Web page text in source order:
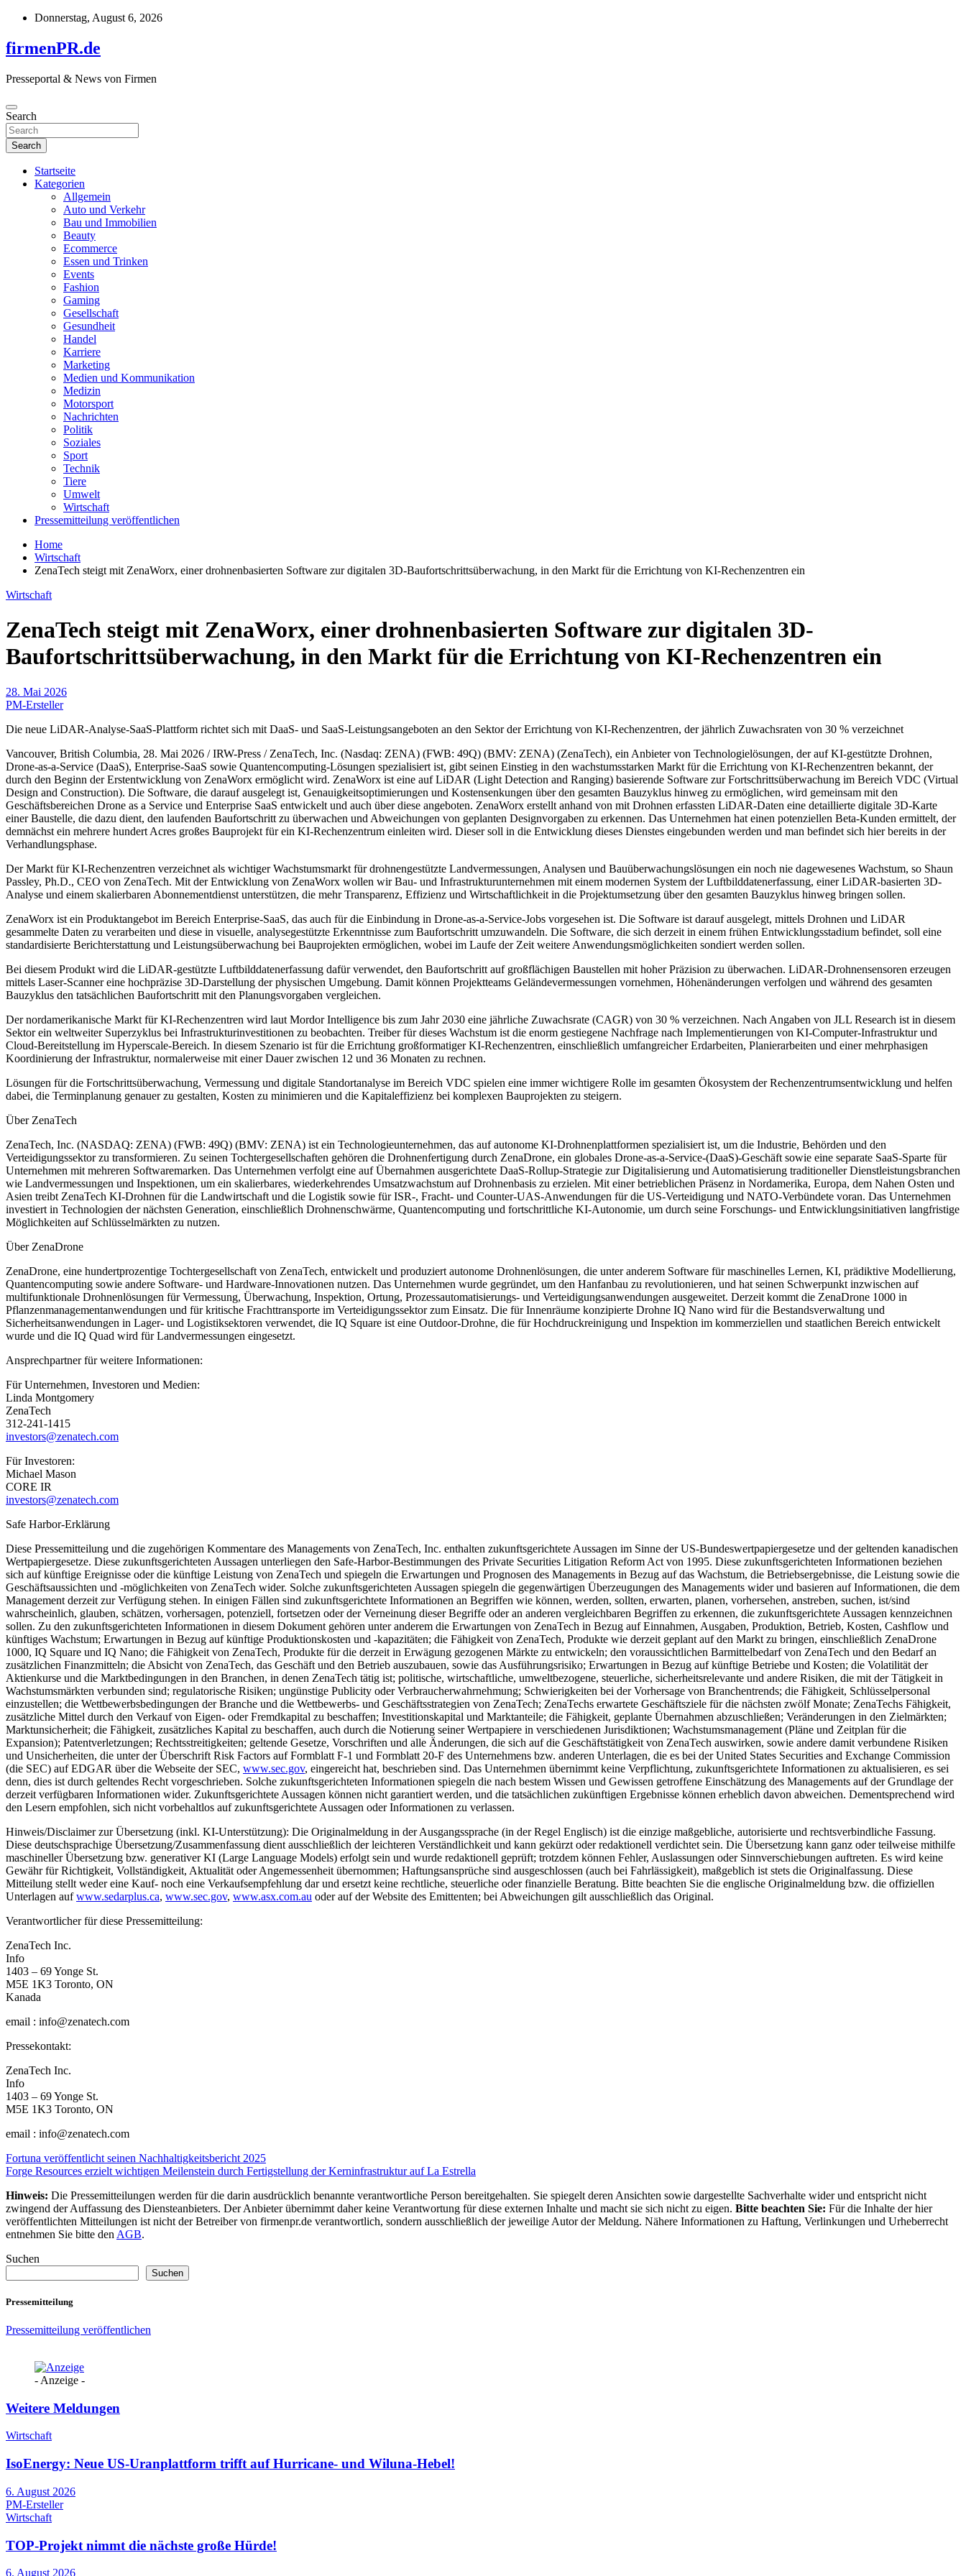
Skip
content
Donnerstag, August 6, 2026
firmenPR.de
Presseportal & News von Firmen
Search
Search
Startseite
Kategorien
Allgemein
Auto und Verkehr
Bau und Immobilien
Beauty
Ecommerce
Essen und Trinken
Events
Fashion
Gaming
Gesellschaft
Gesundheit
Handel
Karriere
Marketing
Medien und Kommunikation
Medizin
Motorsport
Nachrichten
Politik
Soziales
Sport
Technik
Tiere
Umwelt
Wirtschaft
Pressemitteilung veröffentlichen
Home
Wirtschaft
ZenaTech steigt mit ZenaWorx, einer drohnenbasierten Software zur digitalen 3D-Baufortschrittsüberwachung, in den Markt für die Errichtung von KI-Rechenzentren ein
Wirtschaft
ZenaTech steigt mit ZenaWorx, einer drohnenbasierten Software zur digitalen 3D-
Baufortschrittsüberwachung, in den Markt für die Errichtung von KI-Rechenzentren ein
28. Mai 2026
PM-Ersteller
Die neue LiDAR-Analyse-SaaS-Plattform richtet sich mit DaaS- und SaaS-Leistungsangeboten an den Sektor der Errichtung von KI-Rechenzentren, der jährlich Zuwachsraten von 30 % verzeichnet
Vancouver, British Columbia, 28. Mai 2026 / IRW-Press / ZenaTech, Inc. (Nasdaq: ZENA) (FWB: 49Q) (BMV: ZENA) (ZenaTech), ein Anbieter von Technologielösungen, der auf KI-gestützte Drohnen,
Drone-as-a-Service (DaaS), Enterprise-SaaS sowie Quantencomputing-Lösungen spezialisiert ist, gibt seinen Einstieg in den wachstumsstarken Markt für die Errichtung von KI-Rechenzentren bekannt, der
durch den Beginn der Erstentwicklung von ZenaWorx ermöglicht wird. ZenaWorx ist eine auf LiDAR (Light Detection and Ranging) basierende Software zur Fortschrittsüberwachung im Bereich VDC (Virtual
Design and Construction). Die Software, die darauf ausgelegt ist, Genauigkeitsoptimierungen und Kostensenkungen über den gesamten Bauzyklus hinweg zu ermöglichen, wird gemeinsam mit den
Geschäftsbereichen Drone as a Service und Enterprise SaaS entwickelt und auch über diese angeboten. ZenaWorx erstellt anhand von mit Drohnen erfassten LiDAR-Daten eine detaillierte digitale 3D-Karte
einer Baustelle, die dazu dient, den laufenden Baufortschritt zu überwachen und Abweichungen von geplanten Designvorgaben zu erkennen. Das Unternehmen hat einen potenziellen Beta-Kunden ermittelt, der
demnächst ein mehrere hundert Acres großes Bauprojekt für ein KI-Rechenzentrum einleiten wird. Dieser soll in die Entwicklung dieses Dienstes eingebunden werden und man befindet sich hier bereits in der
Verhandlungsphase.
Der Markt für KI-Rechenzentren verzeichnet als wichtiger Wachstumsmarkt für drohnengestützte Landvermessungen, Analysen und Bauüberwachungslösungen ein noch nie dagewesenes Wachstum, so Shaun
Passley, Ph.D., CEO von ZenaTech. Mit der Entwicklung von ZenaWorx wollen wir Bau- und Infrastrukturunternehmen mit einem modernen System der Luftbilddatenerfassung, einer LiDAR-basierten 3D-
Analyse und einem skalierbaren Abonnementdienst unterstützen, die mehr Transparenz, Effizienz und Wirtschaftlichkeit in die Projektumsetzung über den gesamten Bauzyklus hinweg bringen sollen.
ZenaWorx ist ein Produktangebot im Bereich Enterprise-SaaS, das auch für die Einbindung in Drone-as-a-Service-Jobs vorgesehen ist. Die Software ist darauf ausgelegt, mittels Drohnen und LiDAR
gesammelte Daten zu verarbeiten und diese in visuelle, analysegestützte Erkenntnisse zum Baufortschritt umzuwandeln. Die Software, die sich derzeit in einem frühen Entwicklungsstadium befindet, soll eine
standardisierte Berichterstattung und Leistungsüberwachung bei Bauprojekten ermöglichen, wobei im Laufe der Zeit weitere Anwendungsmöglichkeiten sondiert werden sollen.
Bei diesem Produkt wird die LiDAR-gestützte Luftbilddatenerfassung dafür verwendet, den Baufortschritt auf großflächigen Baustellen mit hoher Präzision zu überwachen. LiDAR-Drohnensensoren erzeugen
mittels Laser-Scanner eine hochpräzise 3D-Darstellung der physischen Umgebung. Damit können Projektteams Geländevermessungen vornehmen, Höhenänderungen verfolgen und während des gesamten
Bauzyklus den tatsächlichen Baufortschritt mit den Planungsvorgaben vergleichen.
Der nordamerikanische Markt für KI-Rechenzentren wird laut Mordor Intelligence bis zum Jahr 2030 eine jährliche Zuwachsrate (CAGR) von 30 % verzeichnen. Nach Angaben von JLL Research ist in diesem
Sektor ein weltweiter Superzyklus bei Infrastrukturinvestitionen zu beobachten. Treiber für dieses Wachstum ist die enorm gestiegene Nachfrage nach Implementierungen von KI-Computer-Infrastruktur und
Cloud-Bereitstellung im Hyperscale-Bereich. In diesem Szenario ist für die Errichtung großformatiger KI-Rechenzentren, einschließlich umfangreicher Erdarbeiten, Planierarbeiten und einer mehrphasigen
Koordinierung der Infrastruktur, normalerweise mit einer Dauer zwischen 12 und 36 Monaten zu rechnen.
Lösungen für die Fortschrittsüberwachung, Vermessung und digitale Standortanalyse im Bereich VDC spielen eine immer wichtigere Rolle im gesamten Ökosystem der Rechenzentrumsentwicklung und helfen
dabei, die Terminplanung genauer zu gestalten, Kosten zu minimieren und die Kapitaleffizienz bei komplexen Bauprojekten zu steigern.
Über ZenaTech
ZenaTech, Inc. (NASDAQ: ZENA) (FWB: 49Q) (BMV: ZENA) ist ein Technologieunternehmen, das auf autonome KI-Drohnenplattformen spezialisiert ist, um die Industrie, Behörden und den
Verteidigungssektor zu transformieren. Zu seinen Tochtergesellschaften gehören die Drohnenfertigung durch ZenaDrone, ein globales Drone-as-a-Service-(DaaS)-Geschäft sowie eine separate SaaS-Sparte für
Unternehmen mit mehreren Softwaremarken. Das Unternehmen verfolgt eine auf Übernahmen ausgerichtete DaaS-Rollup-Strategie zur Digitalisierung und Automatisierung traditioneller Dienstleistungsbranchen
wie Landvermessungen und Inspektionen, um ein skalierbares, wiederkehrendes Umsatzwachstum auf Drohnenbasis zu erzielen. Mit einer betrieblichen Präsenz in Nordamerika, Europa, dem Nahen Osten und
Asien treibt ZenaTech KI-Drohnen für die Landwirtschaft und die Logistik sowie für ISR-, Fracht- und Counter-UAS-Anwendungen für die US-Verteidigung und NATO-Verbündete voran. Das Unternehmen
investiert in Technologien der nächsten Generation, einschließlich Drohnenschwärme, Quantencomputing und fortschrittliche KI-Autonomie, um durch seine Forschungs- und Entwicklungsinitiativen langfristige
Möglichkeiten auf Schlüsselmärkten zu nutzen.
Über ZenaDrone
ZenaDrone, eine hundertprozentige Tochtergesellschaft von ZenaTech, entwickelt und produziert autonome Drohnenlösungen, die unter anderem Software für maschinelles Lernen, KI, prädiktive Modellierung,
Quantencomputing sowie andere Software- und Hardware-Innovationen nutzen. Das Unternehmen wurde gegründet, um den Hanfanbau zu revolutionieren, und hat seinen Schwerpunkt inzwischen auf
multifunktionale Drohnenlösungen für Vermessung, Überwachung, Inspektion, Ortung, Prozessautomatisierungs- und Verteidigungsanwendungen ausgeweitet. Derzeit kommt die ZenaDrone 1000 in
Pflanzenmanagementanwendungen und für kritische Frachttransporte im Verteidigungssektor zum Einsatz. Die für Innenräume konzipierte Drohne IQ Nano wird für die Bestandsverwaltung und
Sicherheitsanwendungen in Lager- und Logistiksektoren verwendet, die IQ Square ist eine Outdoor-Drohne, die für Hochdruckreinigung und Inspektion im kommerziellen und staatlichen Bereich entwickelt
wurde und die IQ Quad wird für Landvermessungen eingesetzt.
Ansprechpartner für weitere Informationen:
Für Unternehmen, Investoren und Medien:
Linda Montgomery
ZenaTech
312-241-1415
investors@zenatech.com
Für Investoren:
Michael Mason
CORE IR
investors@zenatech.com
Safe Harbor-Erklärung
Diese Pressemitteilung und die zugehörigen Kommentare des Managements von ZenaTech, Inc. enthalten zukunftsgerichtete Aussagen im Sinne der US-Bundeswertpapiergesetze und der geltenden kanadischen
Wertpapiergesetze. Diese zukunftsgerichteten Aussagen unterliegen den Safe-Harbor-Bestimmungen des Private Securities Litigation Reform Act von 1995. Diese zukunftsgerichteten Informationen beziehen
sich auf künftige Ereignisse oder die künftige Leistung von ZenaTech und spiegeln die Erwartungen und Prognosen des Managements in Bezug auf das Wachstum, die Betriebsergebnisse, die Leistung sowie die
Geschäftsaussichten und -möglichkeiten von ZenaTech wider. Solche zukunftsgerichteten Aussagen spiegeln die gegenwärtigen Überzeugungen des Managements wider und basieren auf Informationen, die dem
Management derzeit zur Verfügung stehen. In einigen Fällen sind zukunftsgerichtete Informationen an Begriffen wie können, werden, sollten, erwarten, planen, vorhersehen, anstreben, suchen, ist/sind
wahrscheinlich, glauben, schätzen, vorhersagen, potenziell, fortsetzen oder der Verneinung dieser Begriffe oder an anderen vergleichbaren Begriffen zu erkennen, die zukunftsgerichtete Aussagen kennzeichnen
sollen. Zu den zukunftsgerichteten Informationen in diesem Dokument gehören unter anderem die Erwartungen von ZenaTech in Bezug auf Einnahmen, Ausgaben, Produktion, Betrieb, Kosten, Cashflow und
künftiges Wachstum; Erwartungen in Bezug auf künftige Produktionskosten und -kapazitäten; die Fähigkeit von ZenaTech, Produkte wie derzeit geplant auf den Markt zu bringen, einschließlich ZenaDrone
1000, IQ Square und IQ Nano; die Fähigkeit von ZenaTech, Produkte für die derzeit in Erwägung gezogenen Märkte zu entwickeln; den voraussichtlichen Barmittelbedarf von ZenaTech und den Bedarf an
zusätzlichen Finanzmitteln; die Absicht von ZenaTech, das Geschäft und den Betrieb auszubauen, sowie das Ausführungsrisiko; Erwartungen in Bezug auf künftige Betriebe und Kosten; die Volatilität der
Aktienkurse und die Marktbedingungen in den Branchen, in denen ZenaTech tätig ist; politische, wirtschaftliche, umweltbezogene, steuerliche, sicherheitsrelevante und andere Risiken, die mit der Tätigkeit in
Wachstumsmärkten verbunden sind; regulatorische Risiken; ungünstige Publicity oder Verbraucherwahrnehmung; Schwierigkeiten bei der Vorhersage von Branchentrends; die Fähigkeit, Schlüsselpersonal
einzustellen; die Wettbewerbsbedingungen der Branche und die Wettbewerbs- und Geschäftsstrategien von ZenaTech; ZenaTechs erwartete Geschäftsziele für die nächsten zwölf Monate; ZenaTechs Fähigkeit,
zusätzliche Mittel durch den Verkauf von Eigen- oder Fremdkapital zu beschaffen; Investitionskapital und Marktanteile; die Fähigkeit, geplante Übernahmen abzuschließen; Veränderungen in den Zielmärkten;
Marktunsicherheit; die Fähigkeit, zusätzliches Kapital zu beschaffen, auch durch die Notierung seiner Wertpapiere in verschiedenen Jurisdiktionen; Wachstumsmanagement (Pläne und Zeitplan für die
Expansion); Patentverletzungen; Rechtsstreitigkeiten; geltende Gesetze, Vorschriften und alle Änderungen, die sich auf die Geschäftstätigkeit von ZenaTech auswirken, sowie andere damit verbundene Risiken
und Unsicherheiten, die unter der Überschrift Risk Factors auf Formblatt F-1 und Formblatt 20-F des Unternehmens bzw. anderen Unterlagen, die es bei der United States Securities and Exchange Commission
(die SEC) auf EDGAR über die Webseite der SEC, www.sec.gov, eingereicht hat, beschrieben sind. Das Unternehmen übernimmt keine Verpflichtung, zukunftsgerichtete Informationen zu aktualisieren, es sei
denn, dies ist durch geltendes Recht vorgeschrieben. Solche zukunftsgerichteten Informationen spiegeln die nach bestem Wissen und Gewissen getroffene Einschätzung des Managements auf der Grundlage der
derzeit verfügbaren Informationen wider. Zukunftsgerichtete Aussagen können nicht garantiert werden, und die tatsächlichen zukünftigen Ergebnisse können erheblich davon abweichen. Dementsprechend wird
den Lesern empfohlen, sich nicht vorbehaltlos auf zukunftsgerichtete Aussagen oder Informationen zu verlassen.
Hinweis/Disclaimer zur Übersetzung (inkl. KI-Unterstützung): Die Originalmeldung in der Ausgangssprache (in der Regel Englisch) ist die einzige maßgebliche, autorisierte und rechtsverbindliche Fassung.
Diese deutschsprachige Übersetzung/Zusammenfassung dient ausschließlich der leichteren Verständlichkeit und kann gekürzt oder redaktionell verdichtet sein. Die Übersetzung kann ganz oder teilweise mithilfe
maschineller Übersetzung bzw. generativer KI (Large Language Models) erfolgt sein und wurde redaktionell geprüft; trotzdem können Fehler, Auslassungen oder Sinnverschiebungen auftreten. Es wird keine
Gewähr für Richtigkeit, Vollständigkeit, Aktualität oder Angemessenheit übernommen; Haftungsansprüche sind ausgeschlossen (auch bei Fahrlässigkeit), maßgeblich ist stets die Originalfassung. Diese
Mitteilung stellt weder eine Kauf- noch eine Verkaufsempfehlung dar und ersetzt keine rechtliche, steuerliche oder finanzielle Beratung. Bitte beachten Sie die englische Originalmeldung bzw. die offiziellen
Unterlagen aufwww.sedarplus.ca, www.sec.gov, www.asx.com.au oder auf der Website des Emittenten; bei Abweichungen gilt ausschließlich das Original.
Verantwortlicher für diese Pressemitteilung:
ZenaTech Inc.
Info
1403 – 69 Yonge St.
M5E 1K3 Toronto, ON
Kanada
email : info@zenatech.com
Pressekontakt:
ZenaTech Inc.
Info
1403 – 69 Yonge St.
M5E 1K3 Toronto, ON
email : info@zenatech.com
Beitragsnavigation
Fortuna veröffentlicht seinen Nachhaltigkeitsbericht 2025
Forge Resources erzielt wichtigen Meilenstein durch Fertigstellung der Kerninfrastruktur auf La Estrella
Hinweis: Die Pressemitteilungen werden für die darin ausdrücklich benannte verantwortliche Person bereitgehalten. Sie spiegelt deren Ansichten sowie dargestellte Sachverhalte wider und entspricht nicht
zwingend der Auffassung des Diensteanbieters. Der Anbieter übernimmt daher keine Verantwortung für diese externen Inhalte und macht sie sich nicht zu eigen. Bitte beachten Sie: Für die Inhalte der hier
veröffentlichten Mitteilungen ist nicht der Betreiber von firmenpr.de verantwortlich, sondern ausschließlich der jeweilige Autor der Meldung. Nähere Informationen zu Haftung, Verlinkungen und Urheberrecht
entnehmen Sie bitte den AGB.
Suchen
Suchen
Pressemitteilung
Pressemitteilung veröffentlichen
- Anzeige -
Weitere Meldungen
Wirtschaft
IsoEnergy: Neue US-Uranplattform trifft auf Hurricane- und Wiluna-Hebel!
6. August 2026
PM-Ersteller
Wirtschaft
TOP-Projekt nimmt die nächste große Hürde!
6. August 2026